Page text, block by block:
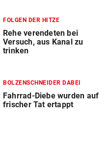
FOLGEN DER HITZE
Rehe verendeten bei
Versuch, aus Kanal zu
trinken
BOLZENSCHNEIDER DABEI
Fahrrad-Diebe wurden auf
frischer Tat ertappt